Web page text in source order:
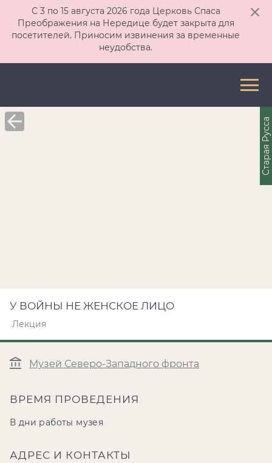
С 3 по 15 августа 2026 года Церковь Спаса
Преображения на Нередице будет закрыта для
посетителей. Приносим извинения за временные
неудобства.
У ВОЙНЫ НЕ ЖЕНСКОЕ ЛИЦО
Лекция
Музей Северо-Западного фронта
ВРЕМЯ ПРОВЕДЕНИЯ
В дни работы музея
АДРЕС И КОНТАКТЫ
Старая Русса